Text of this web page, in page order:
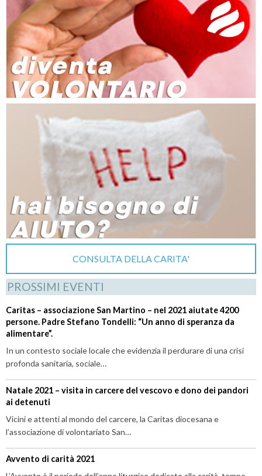
CONSULTA DELLA CARITA'
PROSSIMI EVENTI
Caritas – associazione San Martino – nel 2021 aiutate 4200
persone. Padre Stefano Tondelli: “Un anno di speranza da
alimentare”.
In un contesto sociale locale che evidenzia il perdurare di una crisi
profonda sanitaria, sociale…
Natale 2021 – visita in carcere del vescovo e dono dei pandori
ai detenuti
Vicini e attenti al mondo del carcere, la Caritas diocesana e
l’associazione di volontariato San…
Avvento di carità 2021